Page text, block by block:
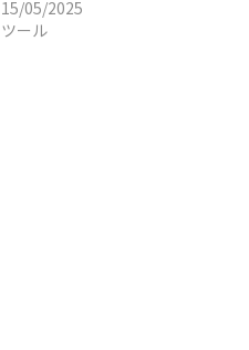
15/05/2025
ツール